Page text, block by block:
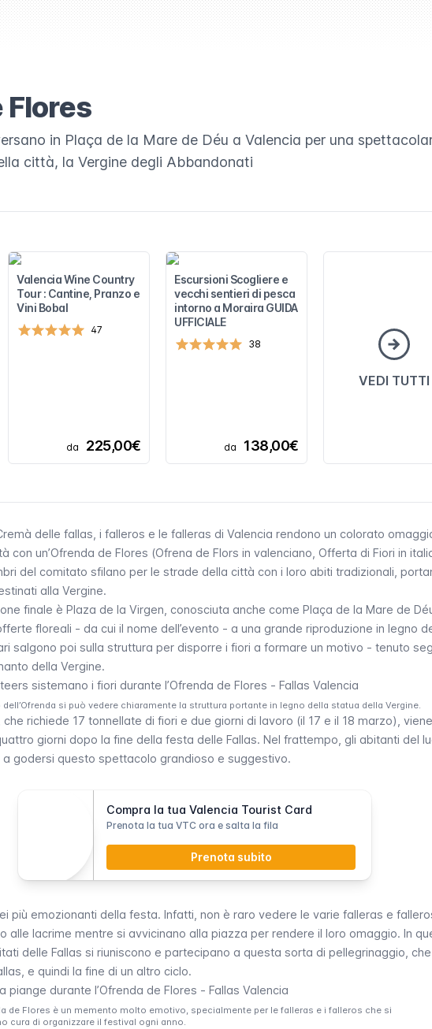
Flores
in Plaça de la Mare de Déu a Valencia per una
città, la Vergine degli Abbandonati
Valencia Wine Country
Tour : Cantine, Pranzo e
Vini Bobal
47
da 225,00€
Escursioni Scogliere e
vecchi sentieri di pesca
intorno a Moraira GUIDA
UFFICIALE
38
da 138,00€
VEDI TUTTI
delle fallas , i falleros e le falleras di Valencia rendono un colorato
con un’Ofrenda de Flores (Ofrena de Flors in valenciano, Offerta di Fiori in
del comitato sfilano per le strade della città con i loro abiti tradizionali ,
alla Vergine.
finale è Plaza de la Virgen , conosciuta anche come Plaça de la Mare de
floreali - da cui il nome dell’evento - a una grande riproduzione in legno
salgono poi sulla struttura per disporre i fiori a formare un motivo - tenuto
della Vergine.
dell’Ofrenda si può vedere chiaramente la struttura portante in legno della statua della Vergine.
richiede 17 tonnellate di fiori e due giorni di lavoro (il 17 e il 18 marzo), viene
giorni dopo la fine della festa delle Fallas. Nel frattempo, gli abitanti del
godersi questo spettacolo grandioso e suggestivo.
Compra la tua Valencia Tourist Card
Prenota la tua VTC ora e salta la fila
Prenota subito
più emozionanti della festa. Infatti, non è raro vedere le varie falleras e
alle lacrime mentre si avvicinano alla piazza per rendere il loro omaggio. In
delle Fallas si riuniscono e partecipano a questa sorta di pellegrinaggio,
, e quindi la fine di un altro ciclo.
de Flores è un memento molto emotivo, specialmente per le falleras e i falleros che si
cura di organizzare il festival ogni anno.